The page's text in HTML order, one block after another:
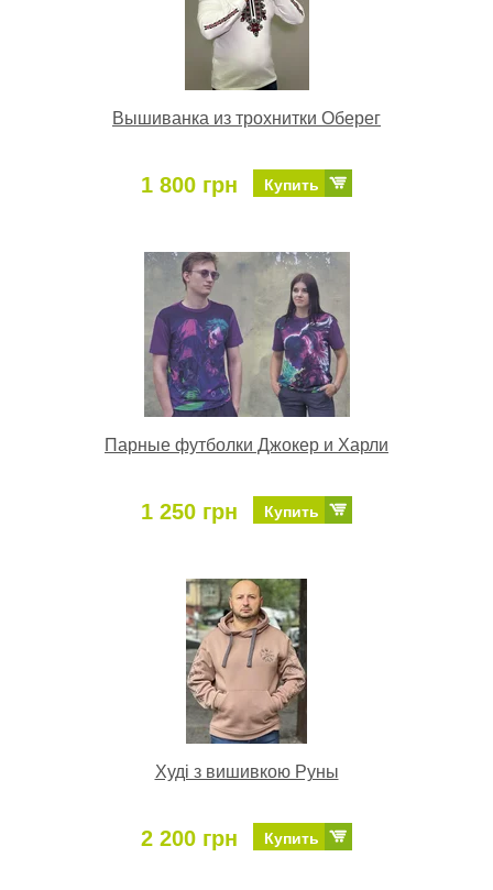
Вышиванка из трохнитки Оберег
1 800 грн Купить
Парные футболки Джокер и Харли
1 250 грн Купить
Худі з вишивкою Руны
2 200 грн Купить